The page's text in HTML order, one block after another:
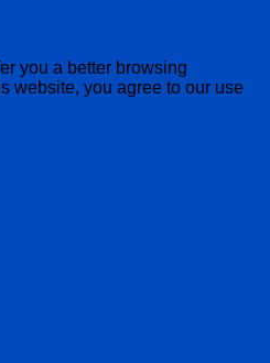
you a better browsing
website, you agree to our use